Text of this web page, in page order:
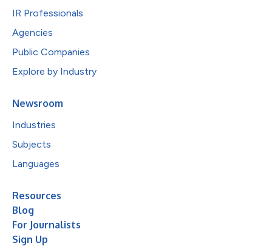
IR Professionals
Agencies
Public Companies
Explore by Industry
Newsroom
Industries
Subjects
Languages
Resources
Blog
For Journalists
Sign Up